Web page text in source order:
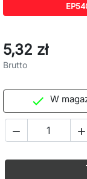
5,32 zł
Brutto
 W
 